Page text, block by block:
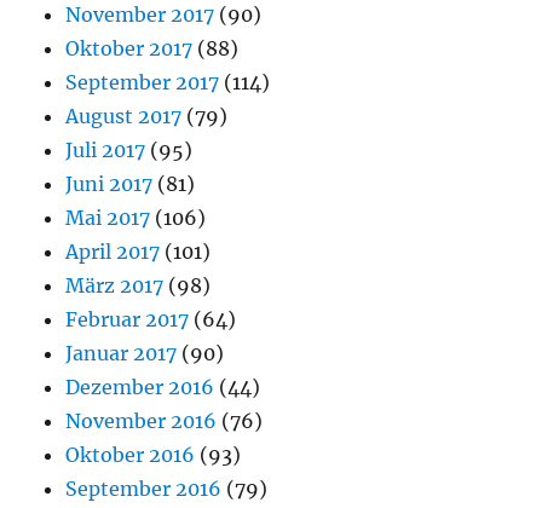
November 2017 (90)
Oktober 2017 (88)
September 2017 (114)
August 2017 (79)
Juli 2017 (95)
Juni 2017 (81)
Mai 2017 (106)
April 2017 (101)
März 2017 (98)
Februar 2017 (64)
Januar 2017 (90)
Dezember 2016 (44)
November 2016 (76)
Oktober 2016 (93)
September 2016 (79)